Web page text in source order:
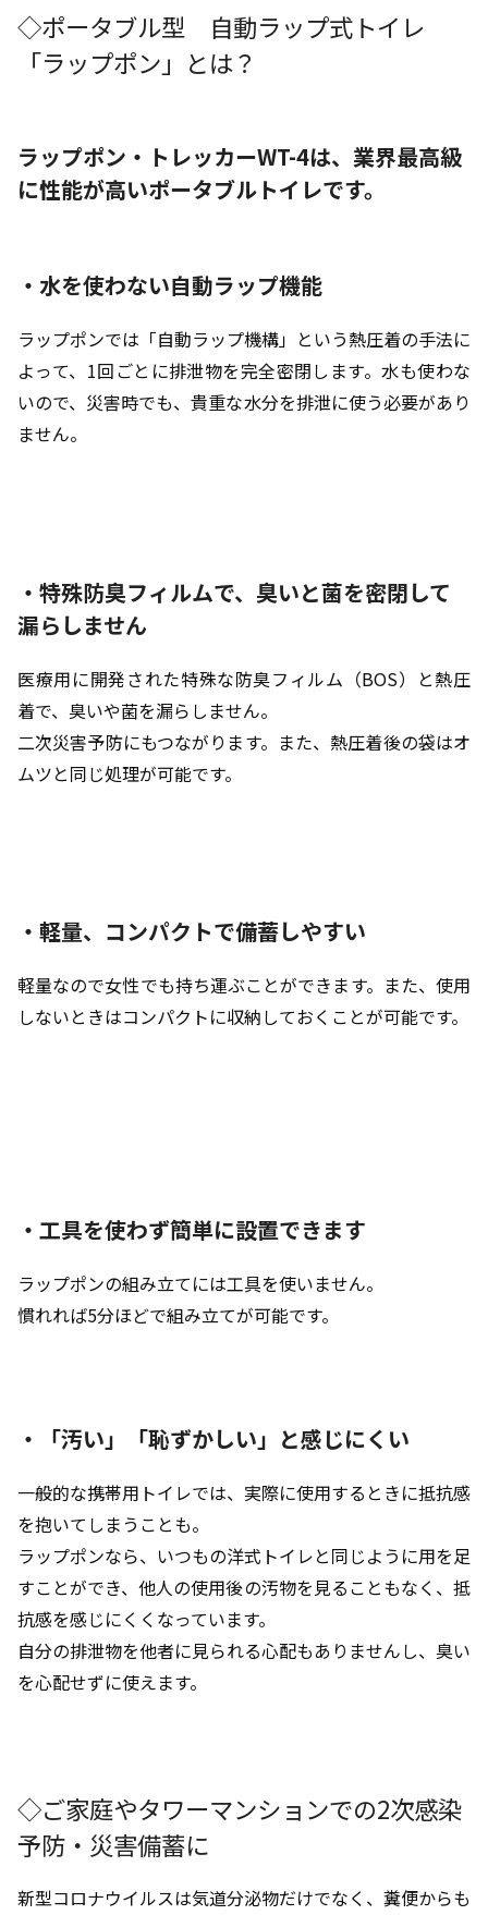
◇ポータブル型 自動ラップ式トイレ
「ラップポン」とは？
ラップポン・トレッカーWT-4は、業界最高級
に性能が高いポータブルトイレです。
・水を使わない自動ラップ機能
ラップポンでは「自動ラップ機構」という熱圧着の手法に
よって、1回ごとに排泄物を完全密閉します。水も使わな
いので、災害時でも、貴重な水分を排泄に使う必要があり
ません。
・特殊防臭フィルムで、臭いと菌を密閉して
漏らしません
医療用に開発された特殊な防臭フィルム（BOS）と熱圧
着で、臭いや菌を漏らしません。
二次災害予防にもつながります。また、熱圧着後の袋はオ
ムツと同じ処理が可能です。
・軽量、コンパクトで備蓄しやすい
軽量なので女性でも持ち運ぶことができます。また、使用
しないときはコンパクトに収納しておくことが可能です。
・工具を使わず簡単に設置できます
ラップポンの組み立てには工具を使いません。
慣れれば5分ほどで組み立てが可能です。
・「汚い」「恥ずかしい」と感じにくい
一般的な携帯用トイレでは、実際に使用するときに抵抗感
を抱いてしまうことも。
ラップポンなら、いつもの洋式トイレと同じように用を足
すことができ、他人の使用後の汚物を見ることもなく、抵
抗感を感じにくくなっています。
自分の排泄物を他者に見られる心配もありませんし、臭い
を心配せずに使えます。
◇ご家庭やタワーマンションでの2次感染
予防・災害備蓄に
新型コロナウイルスは気道分泌物だけでなく、糞便からも